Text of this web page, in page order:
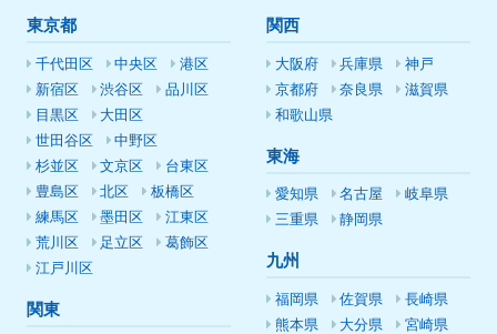
東京都
千代田区 中央区
港区
新宿区
渋谷区
品川区
目黒区
大田区
世田谷区
中野区
杉並区
文京区
台東区
豊島区
北区
板橋区
練馬区
墨田区
江東区
荒川区
足立区
葛飾区
江戸川区
関東
関西
大阪府 兵庫県
神戸
京都府
奈良県
滋賀県
和歌山県
東海
愛知県 名古屋
岐阜県
三重県
静岡県
九州
福岡県 佐賀県
長崎県
熊本県
大分県
宮崎県